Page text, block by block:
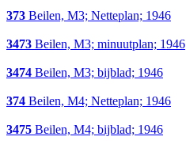
373 Beilen, M3; Netteplan; 1946
3473 Beilen, M3; minuutplan; 1946
3474 Beilen, M3; bijblad; 1946
374 Beilen, M4; Netteplan; 1946
3475 Beilen, M4; bijblad; 1946